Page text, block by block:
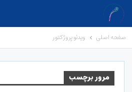
صفحه اصلی ویدئو پروژکتور
مرور برچسب